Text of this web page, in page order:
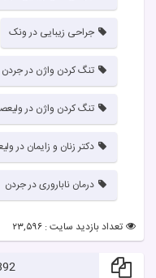
جراحی زيبايی در ونک
تنگ کردن واژن در جردن
تنگ کردن واژن در
دکتر زنان و زایمان در
درمان ناباروری در جردن
تعداد بازدید سایت : ۲۳,۵۹۶